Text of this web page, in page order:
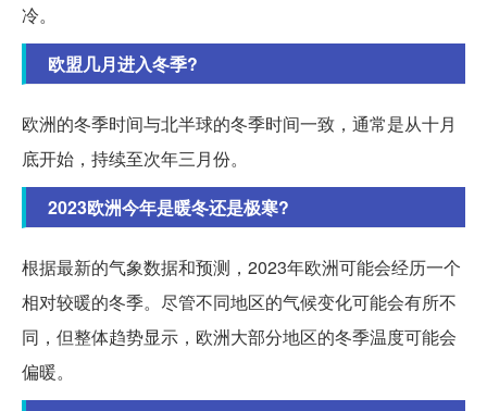
冷。
欧盟几月进入冬季?
欧洲的冬季时间与北半球的冬季时间一致，通常是从十月
底开始，持续至次年三月份。
2023欧洲今年是暖冬还是极寒?
根据最新的气象数据和预测，2023年欧洲可能会经历一个
相对较暖的冬季。尽管不同地区的气候变化可能会有所不
同，但整体趋势显示，欧洲大部分地区的冬季温度可能会
偏暖。